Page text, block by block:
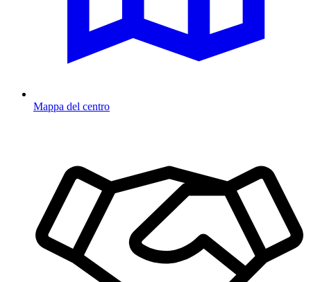
Mappa del centro